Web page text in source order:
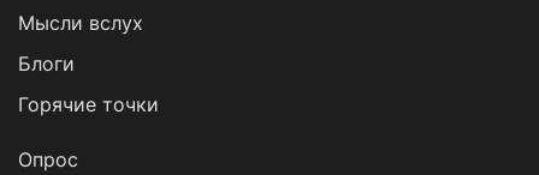
Мысли вслух
Блоги
Горячие точки
Опрос